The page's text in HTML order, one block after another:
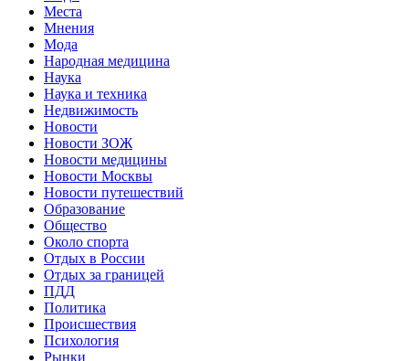
Места
Мнения
Мода
Народная медицина
Наука
Наука и техника
Недвижимость
Новости
Новости ЗОЖ
Новости медицины
Новости Москвы
Новости путешествий
Образование
Общество
Около спорта
Отдых в России
Отдых за границей
ПДД
Политика
Происшествия
Психология
Рынки